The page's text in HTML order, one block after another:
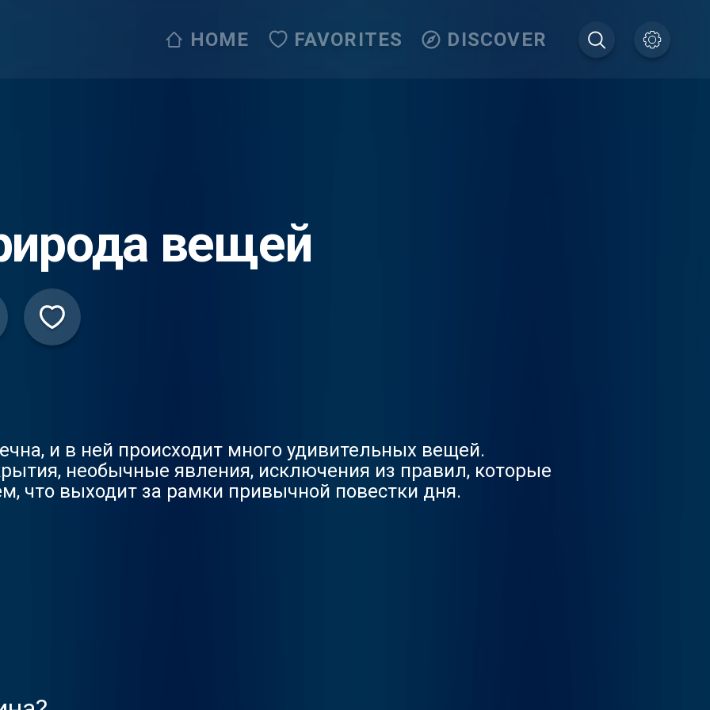
HOME FAVORITES DISCOVER
вещей
и в ней происходит много удивительных вещей.
необычные явления, исключения из правил, которые
что выходит за рамки привычной повестки дня.